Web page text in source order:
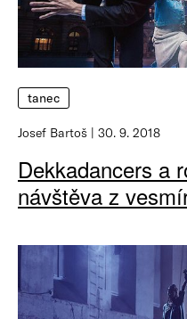
tanec
Josef Bartoš 30. 9. 2018
Dekkadancers a
návštěva z